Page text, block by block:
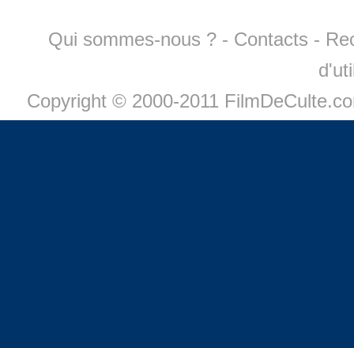
Qui sommes-nous ? - Contacts -
Copyright © 2000-2011